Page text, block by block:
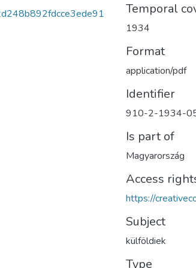
Temporal
1934
Format
application/pdf
Identifier
910-2-1934-
Is part of
Magyarország
Access
https://
Subject
külföldiek
Type